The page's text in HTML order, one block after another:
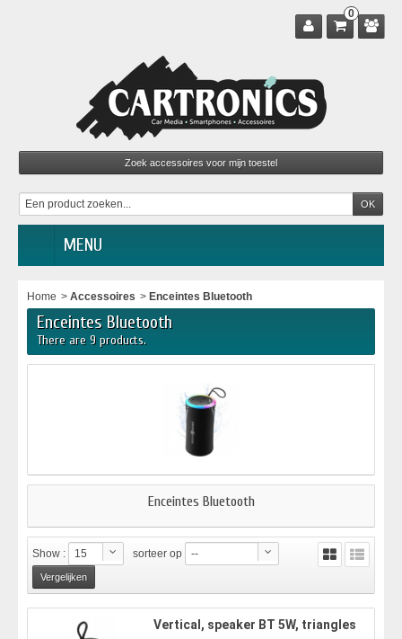
0
MENU
Home > Accessoires > Enceintes Bluetooth
Enceintes Bluetooth
There are 9 products.
Enceintes Bluetooth
Show : 15 sorteer op --
Vertical, speaker BT 5W, triangles